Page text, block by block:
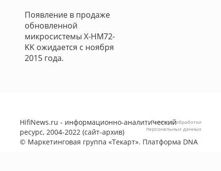
Появление в продаже
обновленной
микросистемы X-HM72-
KK ожидается с ноября
2015 года.
HifiNews.ru - информационно-аналитический
ресурс, 2004-2022 (сайт-архив)
© Маркетинговая группа «Текарт». Платформа DNA
Политика обработки
персональных данных